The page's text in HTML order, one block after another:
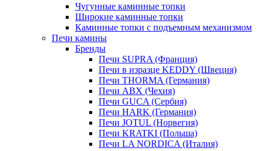
Чугунные каминные топки
Широкие каминные топки
Каминные топки с подъемным механизмом
Печи камины
Бренды
Печи SUPRA (Франция)
Печи в изразце KEDDY (Швеция)
Печи THORMA (Германия)
Печи ABX (Чехия)
Печи GUCA (Сербия)
Печи HARK (Германия)
Печи JOTUL (Норвегия)
Печи KRATKI (Польша)
Печи LA NORDICA (Италия)